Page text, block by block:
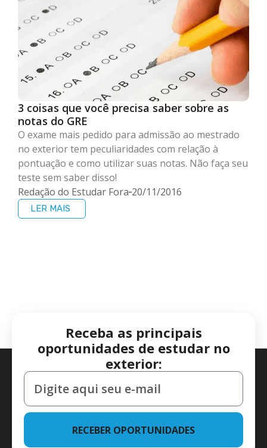
3 coisas que você precisa saber sobre as
notas do GRE
O exame mais pedido para admissão ao mestrado
no exterior tem peculiaridades com relação à
pontuação e como utilizar suas notas. Não faça seu
teste sem saber disso!
Redação do Estudar Fora 20/11/2016
LER MAIS
Receba as principais
oportunidades de estudar no
exterior:
RECEBER OPORTUNIDADES